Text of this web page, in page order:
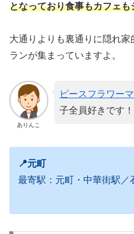
となっており食事もカフェ
大通りよりも裏通りに隠れ
ランが集まっていますよ。
ありんこ
ピースフラワー
子全員好きです！
📍元町
最寄駅：元町・中華街駅／